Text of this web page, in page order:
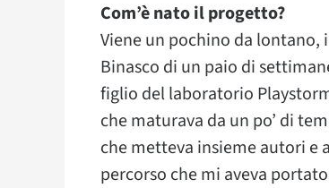
Com’è nato il progetto?
Viene un pochino da lontano,
Binasco di un paio di
figlio del laboratorio
che maturava da un po’ di
che metteva insieme autori e
percorso che mi aveva